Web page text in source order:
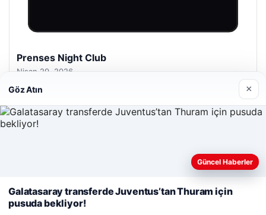
Prenses Night Club
Nisan 29, 2026
Web sitemizi nasıl kullandığınızı daha iyi anlayabilmek,
kullanıyoruz.
Çerez Politikamız
Reddet Kabul Et
Göz Atın ×
Güncel Haberler
Galatasaray transferde Juventus’tan Thuram için
pusuda bekliyor!